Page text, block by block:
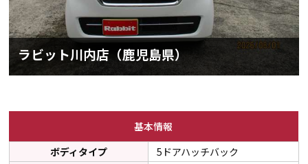
ラビット川内店（鹿児島県）
基本情報
ボディタイプ
5ドアハッチバック